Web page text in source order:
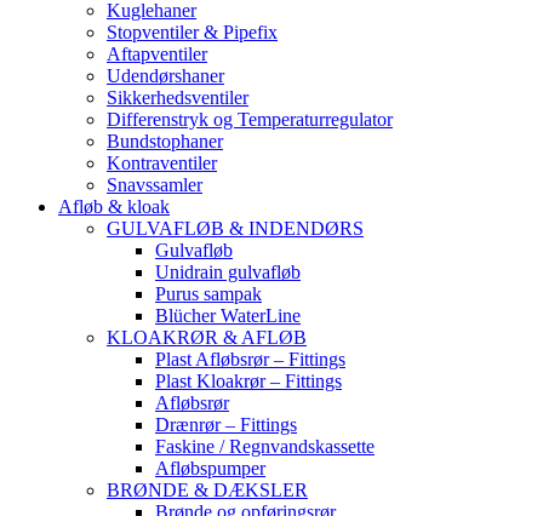
Kuglehaner
Stopventiler & Pipefix
Aftapventiler
Udendørshaner
Sikkerhedsventiler
Differenstryk og Temperaturregulator
Bundstophaner
Kontraventiler
Snavssamler
Afløb & kloak
GULVAFLØB & INDENDØRS
Gulvafløb
Unidrain gulvafløb
Purus sampak
Blücher WaterLine
KLOAKRØR & AFLØB
Plast Afløbsrør – Fittings
Plast Kloakrør – Fittings
Afløbsrør
Drænrør – Fittings
Faskine / Regnvandskassette
Afløbspumper
BRØNDE & DÆKSLER
Brønde og opføringsrør